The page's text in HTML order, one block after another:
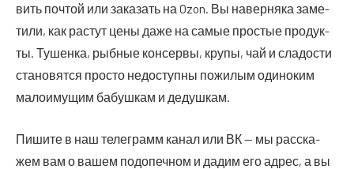
вить поч­той или зака­зать на Ozon. Вы навер­ня­ка заме­
ти­ли, как рас­тут цены даже на самые про­стые про­дук­
ты. Тушен­ка, рыб­ные кон­сер­вы, кру­пы, чай и сла­до­сти
ста­но­вят­ся про­сто недо­ступ­ны пожи­лым оди­но­ким
мало­иму­щим бабуш­кам и дедушкам.
Пиши­те в наш теле­грамм канал или ВК — мы рас­ска­
жем вам о вашем под­опеч­ном и дадим его адрес, а вы